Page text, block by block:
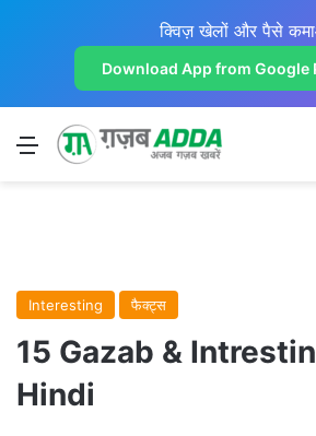
क्विज़ खेलों और पैसे
Download App from Google
Menu
Interesting फैक्ट्स
15 Gazab &
Hindi